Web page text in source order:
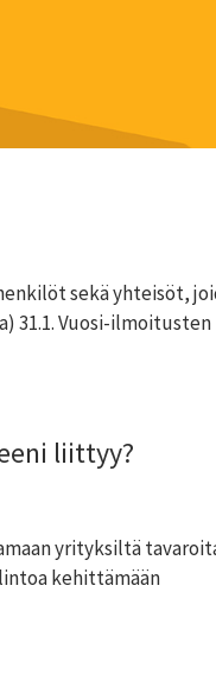
sekä yhteisöt,
31.1. Vuosi-ilmoitusten
liittyy?
yrityksiltä
kehittämään